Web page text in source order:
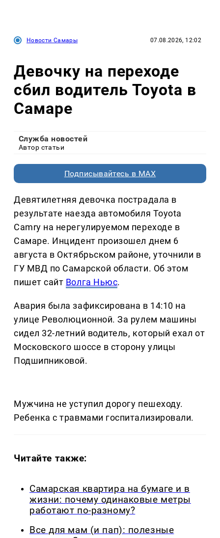
Новости Самары 07.08.2026, 12:02
Девочку на переходе
сбил водитель Toyota в
Самаре
Служба новостей
Автор статьи
Подписывайтесь в MAX
Девятилетняя девочка пострадала в
результате наезда автомобиля Toyota
Camry на нерегулируемом переходе в
Самаре. Инцидент произошел днем 6
августа в Октябрьском районе, уточнили в
ГУ МВД по Самарской области. Об этом
пишет сайт Волга Ньюс.
Авария была зафиксирована в 14:10 на
улице Революционной. За рулем машины
сидел 32-летний водитель, который ехал от
Московского шоссе в сторону улицы
Подшипниковой.
Мужчина не уступил дорогу пешеходу.
Ребенка с травмами госпитализировали.
Читайте также:
Самарская квартира на бумаге и в
жизни: почему одинаковые метры
работают по-разному?
Все для мам (и пап): полезные